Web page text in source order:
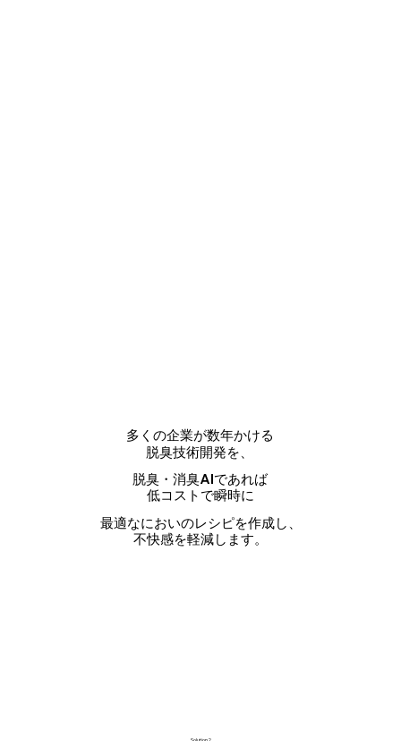
多くの企業が数年かける
脱臭技術開発を、
脱臭・消臭AIであれば
低コストで瞬時に
最適なにおいのレシピを作成し、
不快感を軽減します。